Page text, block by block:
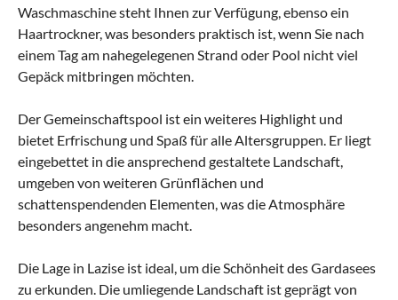
Waschmaschine steht Ihnen zur Verfügung, ebenso ein
Haartrockner, was besonders praktisch ist, wenn Sie nach
einem Tag am nahegelegenen Strand oder Pool nicht viel
Gepäck mitbringen möchten.
Der Gemeinschaftspool ist ein weiteres Highlight und
bietet Erfrischung und Spaß für alle Altersgruppen. Er liegt
eingebettet in die ansprechend gestaltete Landschaft,
umgeben von weiteren Grünflächen und
schattenspendenden Elementen, was die Atmosphäre
besonders angenehm macht.
Die Lage in Lazise ist ideal, um die Schönheit des Gardasees
zu erkunden. Die umliegende Landschaft ist geprägt von